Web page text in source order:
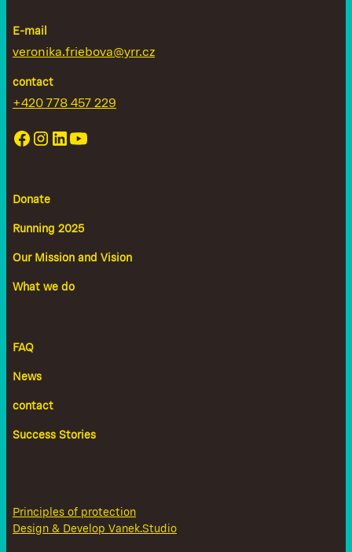
E-mail
veronika.friebova@yrr.cz
contact
+420 778 457 229
Donate
Running 2025
Our Mission and Vision
What we do
FAQ
News
contact
Success Stories
Principles of protection
Design & Develop Vanek.Studio